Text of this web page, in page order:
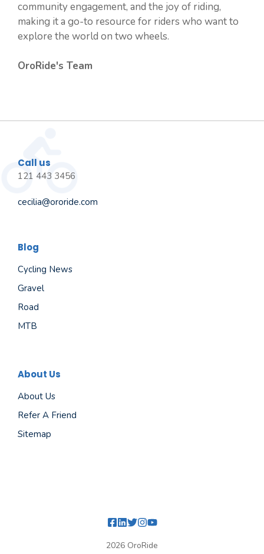
community engagement, and the joy of riding,
making it a go-to resource for riders who want to
explore the world on two wheels.
OroRide's Team
Call us
121 443 3456
cecilia@ororide.com
Blog
Cycling News
Gravel
Road
MTB
About Us
About Us
Refer A Friend
Sitemap
2026 OroRide